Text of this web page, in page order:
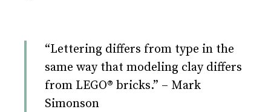
“Lettering differs from type in the
same way that modeling clay differs
from LEGO® bricks.” – Mark
Simonson